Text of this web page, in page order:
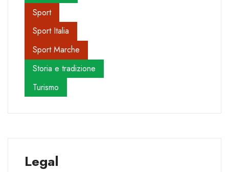
Sport
Sport Italia
Sport Marche
Storia e tradizione
Turismo
Legal